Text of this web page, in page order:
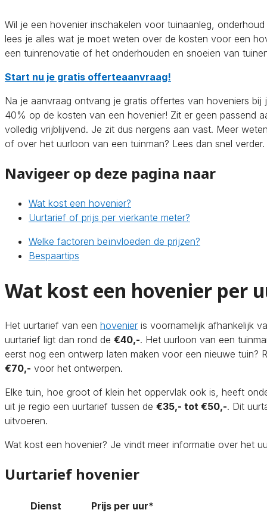
Wil je een hovenier inschakelen voor tuinaanleg,
lees je alles wat je moet weten over de kosten voor een
een tuinrenovatie of het onderhouden en snoeien van
Start nu je gratis offerteaanvraag!
Na je aanvraag ontvang je gratis offertes van hoveniers
40% op de kosten van een hovenier! Zit er geen passend
volledig vrijblijvend. Je zit dus nergens aan vast. Meer
of over het uurloon van een tuinman? Lees dan snel verder.
Navigeer op deze pagina naar
Wat kost een hovenier?
Uurtarief of prijs per vierkante meter?
Welke factoren beïnvloeden de prijzen?
Bespaartips
Wat kost een hovenier per
Het uurtarief van een hovenier is voornamelijk afhankelijk
uurtarief ligt dan rond de €40,-. Het uurloon van een
eerst nog een ontwerp laten maken voor een nieuwe tuin?
€70,- voor het ontwerpen.
Elke tuin, hoe groot of klein het oppervlak ook is, heeft
uit je regio een uurtarief tussen de €35,- tot €50,-. Dit
uitvoeren.
Wat kost een hovenier? Je vindt meer informatie over het
Uurtarief hovenier
Dienst
Prijs per uur*